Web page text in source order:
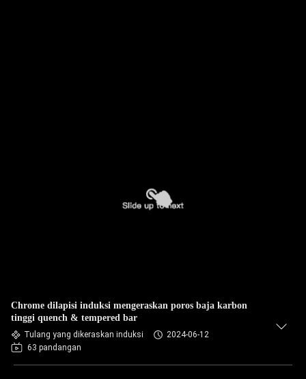
Chrome dilapisi induksi mengeraskan poros baja karbon
tinggi quench & tempered bar
Tulang yang dikeraskan induksi
2024-06-12
63 pandangan